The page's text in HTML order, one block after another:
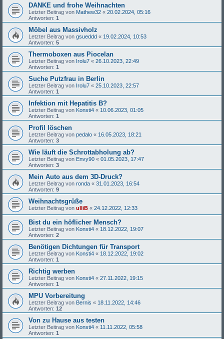
DANKE und frohe Weihnachten
Letzter Beitrag von Mathew32 « 20.02.2024, 05:16
Antworten: 1
Möbel aus Massivholz
Letzter Beitrag von gsueddd « 19.02.2024, 10:53
Antworten: 5
Thermoboxen aus Piocelan
Letzter Beitrag von Irolu7 « 26.10.2023, 22:49
Antworten: 1
Suche Putzfrau in Berlin
Letzter Beitrag von Irolu7 « 25.10.2023, 22:57
Antworten: 1
Infektion mit Hepatitis B?
Letzter Beitrag von Konsti4 « 10.06.2023, 01:05
Antworten: 1
Profil löschen
Letzter Beitrag von pedalo « 16.05.2023, 18:21
Antworten: 3
Wie läuft die Schrottabholung ab?
Letzter Beitrag von Envy90 « 01.05.2023, 17:47
Antworten: 3
Mein Auto aus dem 3D-Druck?
Letzter Beitrag von ronda « 31.01.2023, 16:54
Antworten: 9
Weihnachtsgrüße
Letzter Beitrag von ulliB « 24.12.2022, 12:33
Bist du ein höflicher Mensch?
Letzter Beitrag von Konsti4 « 18.12.2022, 19:07
Antworten: 2
Benötigen Dichtungen für Transport
Letzter Beitrag von Konsti4 « 18.12.2022, 19:02
Antworten: 1
Richtig werben
Letzter Beitrag von Konsti4 « 27.11.2022, 19:15
Antworten: 1
MPU Vorbereitung
Letzter Beitrag von Bernis « 18.11.2022, 14:46
Antworten: 12
Von zu Hause aus testen
Letzter Beitrag von Konsti4 « 11.11.2022, 05:58
Antworten: 1